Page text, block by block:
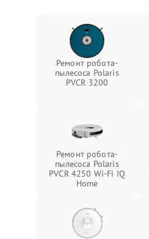
Ремонт робота-
пылесоса Polaris
PVCR 3200
Ремонт робота-
пылесоса Polaris
PVCR 4250 Wi-Fi IQ
Home